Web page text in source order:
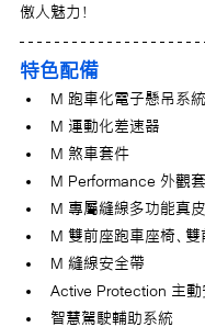
傲人魅力！
特色配備
M 跑車化電子懸吊系統
M 運動化差速器
M 煞車套件
M Performance 外觀
M 專屬縫線多功能真
M 雙前座跑車座椅、
M 縫線安全帶
Active Protection 主
智慧駕駛輔助系統